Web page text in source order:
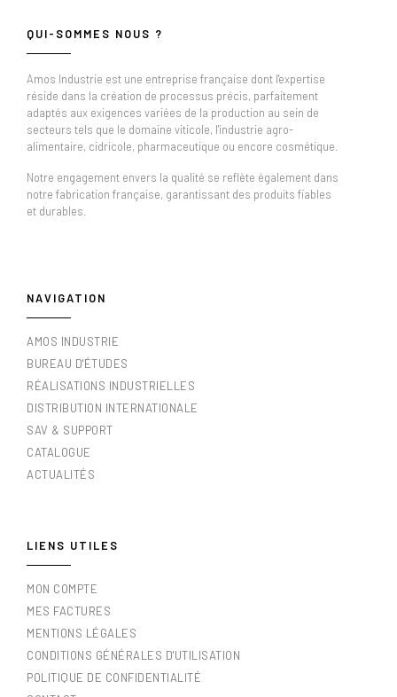
QUI-SOMMES NOUS ?
Amos Industrie est une entreprise française dont l'expertise
réside dans la création de processus précis, parfaitement
adaptés aux exigences variées de la production au sein de
secteurs tels que le domaine viticole, l'industrie agro-
alimentaire, cidricole, pharmaceutique ou encore cosmétique.
Notre engagement envers la qualité se reflète également dans
notre fabrication française, garantissant des produits fiables
et durables.
NAVIGATION
AMOS INDUSTRIE
BUREAU D'ÉTUDES
RÉALISATIONS INDUSTRIELLES
DISTRIBUTION INTERNATIONALE
SAV & SUPPORT
CATALOGUE
ACTUALITÉS
LIENS UTILES
MON COMPTE
MES FACTURES
MENTIONS LÉGALES
CONDITIONS GÉNÉRALES D'UTILISATION
POLITIQUE DE CONFIDENTIALITÉ